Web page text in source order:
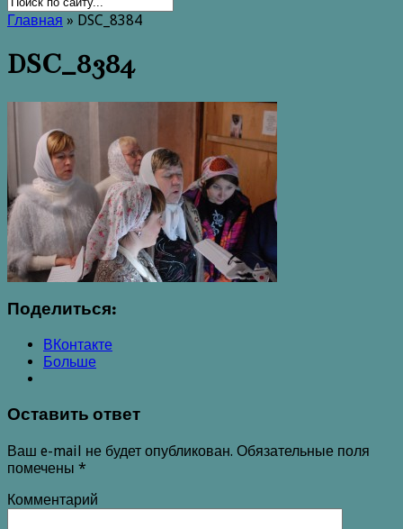
Главная » DSC_8384
DSC_8384
Поделиться:
ВКонтакте
Больше
Оставить ответ
Ваш e-mail не будет опубликован. Обязательные поля
помечены *
Комментарий